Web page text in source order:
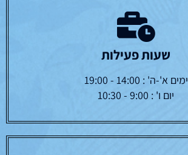
שעות פעילות
ימים א'-ה' : 14:00 - 19:00
יום ו' : 9:00 - 10:30